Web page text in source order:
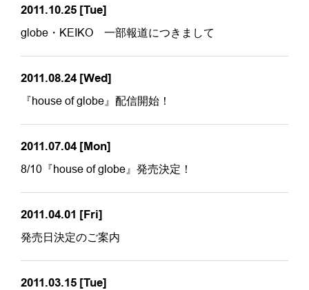
2011.10.25 [Tue]
globe・KEIKO 一部報道につきまして
2011.08.24 [Wed]
『house of globe』配信開始！
2011.07.04 [Mon]
8/10『house of globe』発売決定！
2011.04.01 [Fri]
発売日決定のご案内
2011.03.15 [Tue]